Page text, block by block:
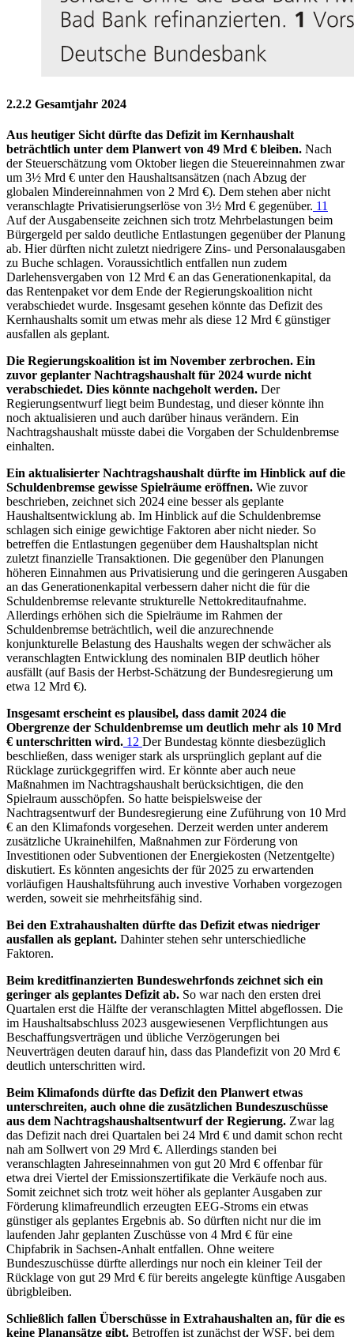
2.2.2 Gesamtjahr 2024
Aus heutiger Sicht dürfte das Defizit im Kernhaushalt
beträchtlich unter dem Planwert von 49 Mrd € bleiben. Nach
der Steuerschätzung vom Oktober liegen die Steuereinnahmen zwar
um 3½ Mrd € unter den Haushaltsansätzen (nach Abzug der
globalen Mindereinnahmen von 2 Mrd €). Dem stehen aber nicht
veranschlagte Privatisierungserlöse von 3½ Mrd € gegenüber. 11
Auf der Ausgabenseite zeichnen sich trotz Mehrbelastungen beim
Bürgergeld per saldo deutliche Entlastungen gegenüber der Planung
ab. Hier dürften nicht zuletzt niedrigere Zins- und Personalausgaben
zu Buche schlagen. Voraussichtlich entfallen nun zudem
Darlehensvergaben von 12 Mrd € an das Generationenkapital, da
das Rentenpaket vor dem Ende der Regierungskoalition nicht
verabschiedet wurde. Insgesamt gesehen könnte das Defizit des
Kernhaushalts somit um etwas mehr als diese 12 Mrd € günstiger
ausfallen als geplant.
Die Regierungskoalition ist im November zerbrochen. Ein
zuvor geplanter Nachtragshaushalt für 2024 wurde nicht
verabschiedet. Dies könnte nachgeholt werden. Der
Regierungsentwurf liegt beim Bundestag, und dieser könnte ihn
noch aktualisieren und auch darüber hinaus verändern. Ein
Nachtragshaushalt müsste dabei die Vorgaben der Schuldenbremse
einhalten.
Ein aktualisierter Nachtragshaushalt dürfte im Hinblick auf die
Schuldenbremse gewisse Spielräume eröffnen. Wie zuvor
beschrieben, zeichnet sich 2024 eine besser als geplante
Haushaltsentwicklung ab. Im Hinblick auf die Schuldenbremse
schlagen sich einige gewichtige Faktoren aber nicht nieder. So
betreffen die Entlastungen gegenüber dem Haushaltsplan nicht
zuletzt finanzielle Transaktionen. Die gegenüber den Planungen
höheren Einnahmen aus Privatisierung und die geringeren Ausgaben
an das Generationenkapital verbessern daher nicht die für die
Schuldenbremse relevante strukturelle Nettokreditaufnahme.
Allerdings erhöhen sich die Spielräume im Rahmen der
Schuldenbremse beträchtlich, weil die anzurechnende
konjunkturelle Belastung des Haushalts wegen der schwächer als
veranschlagten Entwicklung des nominalen BIPdeutlich höher
ausfällt (auf Basis der Herbst-Schätzung der Bundesregierung um
etwa 12 Mrd €).
Insgesamt erscheint es plausibel, dass damit 2024 die
Obergrenze der Schuldenbremse um deutlich mehr als 10 Mrd
€ unterschritten wird. 12 Der Bundestag könnte diesbezüglich
beschließen, dass weniger stark als ursprünglich geplant auf die
Rücklage zurückgegriffen wird. Er könnte aber auch neue
Maßnahmen im Nachtragshaushalt berücksichtigen, die den
Spielraum ausschöpfen. So hatte beispielsweise der
Nachtragsentwurf der Bundesregierung eine Zuführung von 10 Mrd
€ an den Klimafonds vorgesehen. Derzeit werden unter anderem
zusätzliche Ukrainehilfen, Maßnahmen zur Förderung von
Investitionen oder Subventionen der Energiekosten (Netzentgelte)
diskutiert. Es könnten angesichts der für 2025 zu erwartenden
vorläufigen Haushaltsführung auch investive Vorhaben vorgezogen
werden, soweit sie mehrheitsfähig sind.
Bei den Extrahaushalten dürfte das Defizit etwas niedriger
ausfallen als geplant. Dahinter stehen sehr unterschiedliche
Faktoren.
Beim kreditfinanzierten Bundeswehrfonds zeichnet sich ein
geringer als geplantes Defizit ab. So war nach den ersten drei
Quartalen erst die Hälfte der veranschlagten Mittel abgeflossen. Die
im Haushaltsabschluss 2023 ausgewiesenen Verpflichtungen aus
Beschaffungsverträgen und übliche Verzögerungen bei
Neuverträgen deuten darauf hin, dass das Plandefizit von 20 Mrd €
deutlich unterschritten wird.
Beim Klimafonds dürfte das Defizit den Planwert etwas
unterschreiten, auch ohne die zusätzlichen Bundeszuschüsse
aus dem Nachtragshaushaltsentwurf der Regierung. Zwar lag
das Defizit nach drei Quartalen bei 24 Mrd € und damit schon recht
nah am Sollwert von 29 Mrd €. Allerdings standen bei
veranschlagten Jahreseinnahmen von gut 20 Mrd € offenbar für
etwa drei Viertel der Emissionszertifikate die Verkäufe noch aus.
Somit zeichnet sich trotz weit höher als geplanter Ausgaben zur
Förderung klimafreundlich erzeugten EEG-Stroms ein etwas
günstiger als geplantes Ergebnis ab. So dürften nicht nur die im
laufenden Jahr geplanten Zuschüsse von 4 Mrd € für eine
Chipfabrik in Sachsen-Anhalt entfallen. Ohne weitere
Bundeszuschüsse dürfte allerdings nur noch ein kleiner Teil der
Rücklage von gut 29 Mrd € für bereits angelegte künftige Ausgaben
übrigbleiben.
Schließlich fallen Überschüsse in Extrahaushalten an, für die es
keine Planansätze gibt. Betroffen ist zunächst derWSF, bei dem